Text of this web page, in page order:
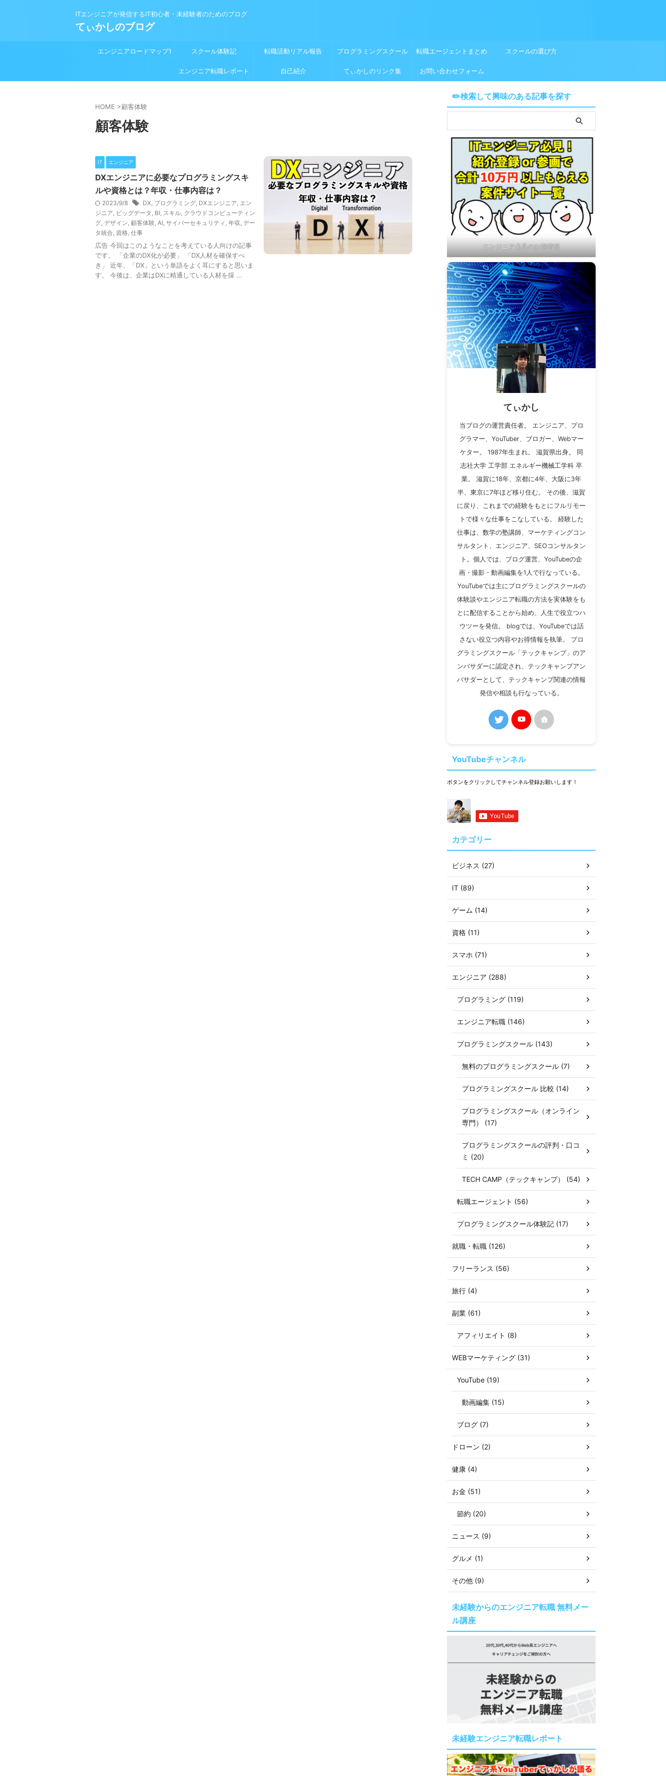
ITエンジニアが発信するIT初心者・未経験者のためのブログ
てぃかしのブログ
エンジニアロードマップ1 スクール体験記 転職活動リアル報告 プログラミングスクール 転職エージェントまとめ スクールの選び方
エンジニア転職レポート 自己紹介 てぃかしのリンク集 お問い合わせフォーム
HOME >顧客体験
顧客体験
IT エンジニア
DXエンジニアに必要なプログラミングスキ
ルや資格とは？年収・仕事内容は？
2023/9/8 DX, プログラミング, DXエンジニア, エン
ジニア, ビッグデータ , BI, スキル, クラウドコンピューティン
グ, デザイン, 顧客体験, AI, サイバーセキュリティ , 年収, デー
タ統合, 資格, 仕事
広告 今回はこのようなことを考えている人向けの記事
です。 「企業のDX化が必要」 「DX人材を確保すべ
き」 近年、「DX」という単語をよく耳にすると思いま
す。 今後は、企業はDXに精通している人材を採 ...
✏️検索して興味のある記事を探す
エンジニア必見のお得情報
てぃかし
当ブログの運営責任者。 エンジニア、プロ
グラマー、YouTuber、ブロガー、Webマー
ケター。 1987年生まれ。 滋賀県出身。 同
志社大学 工学部 エネルギー機械工学科 卒
業。 滋賀に18年、京都に4年、大阪に3年
半、東京に7年ほど移り住む。 その後、滋賀
に戻り、これまでの経験をもとにフルリモー
トで様々な仕事をこなしている。 経験した
仕事は、数学の塾講師、マーケティングコン
サルタント、エンジニア、SEOコンサルタン
ト。個人では、ブログ運営、YouTubeの企
画・撮影・動画編集を1人で行なっている。
YouTubeでは主にプログラミングスクールの
体験談やエンジニア転職の方法を実体験をも
とに配信することから始め、人生で役立つハ
ウツーを発信。 blogでは、YouTubeでは話
さない役立つ内容やお得情報を執筆。 プロ
グラミングスクール「テックキャンプ」のア
ンバサダーに認定され、テックキャンプアン
バサダーとして、テックキャンプ関連の情報
発信や相談も行なっている。
YouTubeチャンネル
ボタンをクリックしてチャンネル登録お願いします！
カテゴリー
ビジネス (27)
IT (89)
ゲーム (14)
資格 (11)
スマホ (71)
エンジニア (288)
プログラミング (119)
エンジニア転職 (146)
プログラミングスクール (143)
無料のプログラミングスクール (7)
プログラミングスクール 比較 (14)
プログラミングスクール（オンライン
専門） (17)
プログラミングスクールの評判・口コ
ミ (20)
TECH CAMP（テックキャンプ） (54)
転職エージェント (56)
プログラミングスクール体験記 (17)
就職・転職 (126)
フリーランス (56)
旅行 (4)
副業 (61)
アフィリエイト (8)
WEBマーケティング (31)
YouTube (19)
動画編集 (15)
ブログ (7)
ドローン (2)
健康 (4)
お金 (51)
節約 (20)
ニュース (9)
グルメ (1)
その他 (9)
未経験からのエンジニア転職 無料メー
ル講座
未経験エンジニア転職レポート